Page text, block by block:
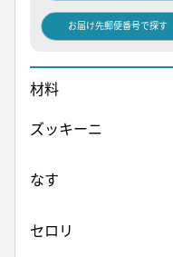
お届け先郵便番号で探す
材料
ズッキーニ
なす
セロリ